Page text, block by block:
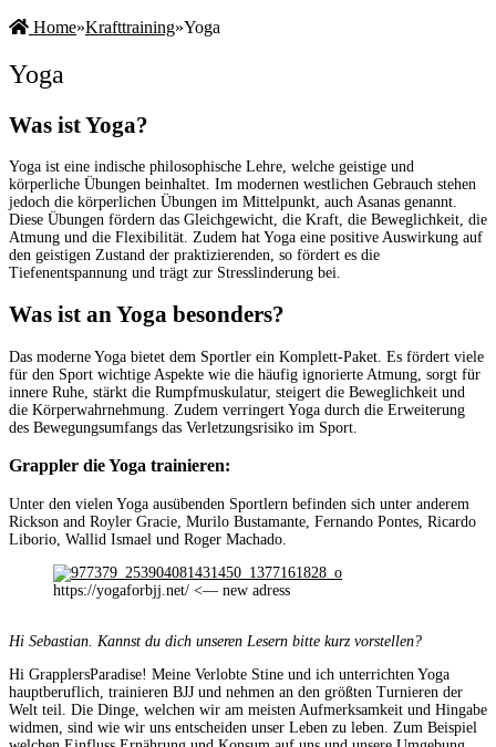
Home»Krafttraining»Yoga
Yoga
Was ist Yoga?
Yoga ist eine indische philosophische Lehre, welche geistige und
körperliche Übungen beinhaltet. Im modernen westlichen Gebrauch stehen
jedoch die körperlichen Übungen im Mittelpunkt, auch Asanas genannt.
Diese Übungen fördern das Gleichgewicht, die Kraft, die Beweglichkeit, die
Atmung und die Flexibilität. Zudem hat Yoga eine positive Auswirkung auf
den geistigen Zustand der praktizierenden, so fördert es die
Tiefenentspannung und trägt zur Stresslinderung bei.
Was ist an Yoga besonders?
Das moderne Yoga bietet dem Sportler ein Komplett-Paket. Es fördert viele
für den Sport wichtige Aspekte wie die häufig ignorierte Atmung, sorgt für
innere Ruhe, stärkt die Rumpfmuskulatur, steigert die Beweglichkeit und
die Körperwahrnehmung. Zudem verringert Yoga durch die Erweiterung
des Bewegungsumfangs das Verletzungsrisiko im Sport.
Grappler die Yoga trainieren:
Unter den vielen Yoga ausübenden Sportlern befinden sich unter anderem
Rickson and Royler Gracie, Murilo Bustamante, Fernando Pontes, Ricardo
Liborio, Wallid Ismael und Roger Machado.
https://yogaforbjj.net/ <— new adress
Hi Sebastian. Kannst du dich unseren Lesern bitte kurz vorstellen?
Hi GrapplersParadise! Meine Verlobte Stine und ich unterrichten Yoga
hauptberuflich, trainieren BJJ und nehmen an den größten Turnieren der
Welt teil. Die Dinge, welchen wir am meisten Aufmerksamkeit und Hingabe
widmen, sind wie wir uns entscheiden unser Leben zu leben. Zum Beispiel